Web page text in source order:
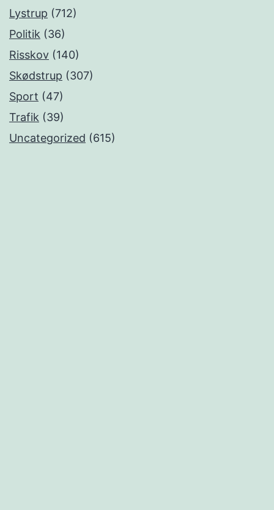
Lystrup (712)
Politik (36)
Risskov (140)
Skødstrup (307)
Sport (47)
Trafik (39)
Uncategorized (615)